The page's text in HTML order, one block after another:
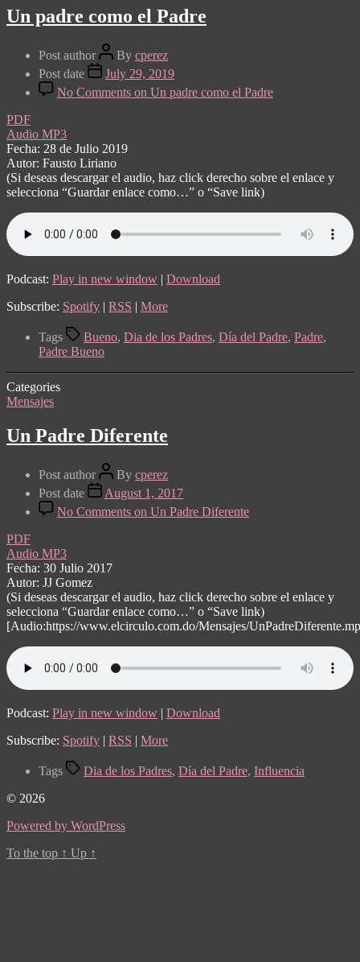
Un padre como el Padre
Post author By cperez
Post date
July 29, 2019
No Comments on Un padre como el Padre
PDF
Audio MP3
Fecha: 28 de Julio 2019
Autor: Fausto Liriano
(Si deseas descargar el audio, haz click derecho sobre el enlace y
selecciona “Guardar enlace como…” o “Save link)
Podcast: Play in new window | Download
Subscribe: Spotify | RSS | More
Tags Bueno, Dia de los Padres, Día del Padre, Padre,
Padre Bueno
Categories
Mensajes
Un Padre Diferente
Post author By cperez
Post date
August 1, 2017
No Comments on Un Padre Diferente
PDF
Audio MP3
Fecha: 30 Julio 2017
Autor: JJ Gomez
(Si deseas descargar el audio, haz click derecho sobre el enlace y
selecciona “Guardar enlace como…” o “Save link)
[Audio:https://www.elcirculo.com.do/Mensajes/
Podcast: Play in new window | Download
Subscribe: Spotify | RSS | More
Tags Dia de los Padres, Día del Padre, Influencia
© 2026
Powered by WordPress
To the top ↑ Up ↑